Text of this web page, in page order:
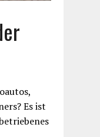
Es ist